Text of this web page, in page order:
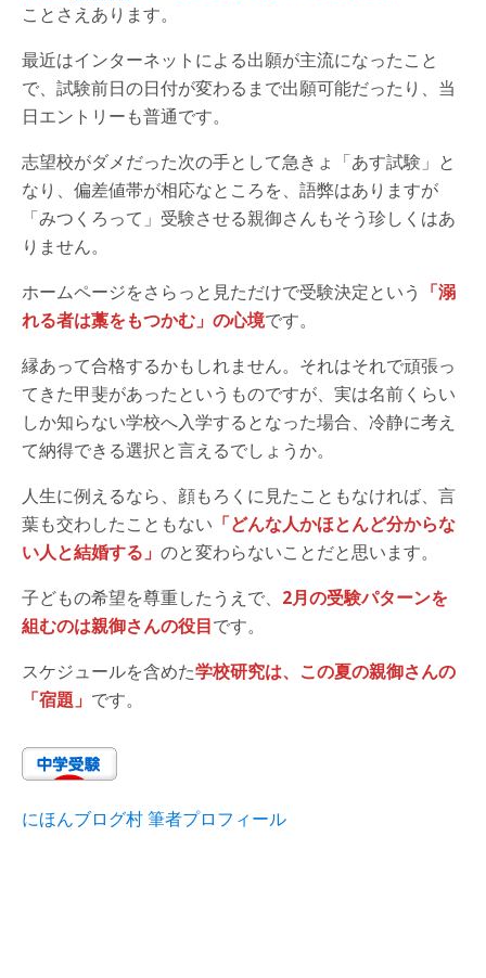
ことさえあります。
最近はインターネットによる出願が主流になったこと
で、試験前日の日付が変わるまで出願可能だったり、当
日エントリーも普通です。
志望校がダメだった次の手として急きょ「あす試験」と
なり、偏差値帯が相応なところを、語弊はありますが
「みつくろって」受験させる親御さんもそう珍しくはあ
りません。
ホームページをさらっと見ただけで受験決定という 「溺
れる者は藁をもつかむ」の心境です。
縁あって合格するかもしれません。それはそれで頑張っ
てきた甲斐があったというものですが、実は名前くらい
しか知らない学校へ入学するとなった場合、冷静に考え
て納得できる選択と言えるでしょうか。
人生に例えるなら、顔もろくに見たこともなければ、言
葉も交わしたこともない 「どんな人かほとんど分からな
い人と結婚する」 のと変わらないことだと思います。
子どもの希望を尊重したうえで、 2月の受験パターンを
組むのは親御さんの役目です。
スケジュールを含めた学校研究は、この夏の親御さんの
「宿題」 です。
にほんブログ村 筆者プロフィール